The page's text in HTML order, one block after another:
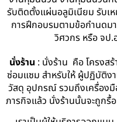
รับติดตั้งแผ่นอลูมิเนียม รับเ
การฝึกอบรมตามข้อกำนดม
วิศวกร หรือ จป
นั่งร้าน : นั่งร้าน คือ โครงสร้
ซ่อมแซม สำหรับให้ ผู้ปฏิบัติง
วัสดุ อุปกรณ์ รวมถึงเครื่องมื
ภารกิจแล้ว นั่งร้านนั้นจะถูกรื้